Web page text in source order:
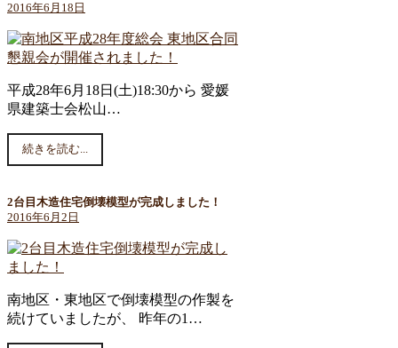
2016年6月18日
平成28年6月18日(土)18:30から 愛媛
県建築士会松山…
続きを読む...
2台目木造住宅倒壊模型が完成しました！
2016年6月2日
南地区・東地区で倒壊模型の作製を
続けていましたが、 昨年の1…